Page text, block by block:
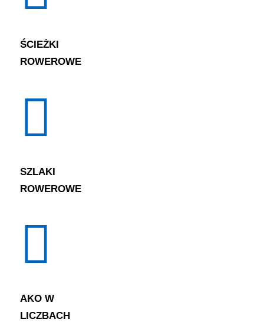
ŚCIEŻKI
ROWEROWE
SZLAKI
ROWEROWE
AKO W
LICZBACH